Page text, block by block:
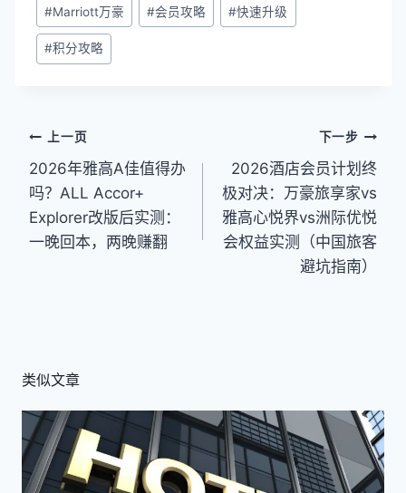
章
标
#Marriott万豪 #会员攻略 #快速升级
#积分攻略
文
章
导
航
上一页
2026年雅高A佳值得办
吗？ALL Accor+
Explorer改版后实测：
一晚回本，两晚赚翻
下一步
2026酒店会员计划终
极对决：万豪旅享家vs
雅高心悦界vs洲际优悦
会权益实测（中国旅客
避坑指南）
类似文章